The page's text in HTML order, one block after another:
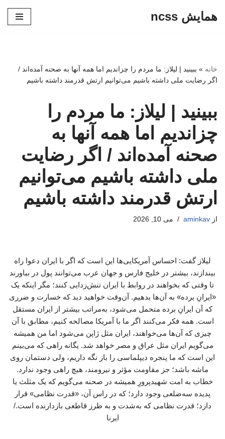
همایش ncss
خانه » ببینید | لیلاز: ما مردم را چزاندیم اما همه آنها به صحنه آمده‌اند /
اگر رضایت ملی داشته باشیم می‌توانیم ارتش قدرمند داشته باشیم
ببینید | لیلاز: ما مردم را
چزاندیم اما همه آنها به
صحنه آمده‌اند / اگر رضایت
ملی داشته باشیم می‌توانیم
ارتش قدرمند داشته باشیم
از aminkav می 10, 2026
لیلاز گفت: احساس آمریکایی‌ها این است که اگر با ایران دعوا راه
بیندازند، بیشتر در خلیج فارس و جهان عرب می‌توانند پول در بیاورند
تا وقتی که بخواهند در روابط با ایران تنش‌زدایی کنند؛ مگر اینکه یک
«ایرانِ برده» به آن‌ها بدهیم. آن‌وقت خواهید دید که خسارت و ضرری
که آن ایرانِ برده متحمل می‌شود، به‌مراتب بیشتر از ایران مستقل
است. همه فکر می‌کنند اگر ما با آمریکا مصالحه کنیم، مطابق با آن
چیزی که آن‌ها می‌خواهند، ایران مثل ژاپن می‌شود اما من همیشه
می‌گویم ایران مثل عراق و مصر خواهد شد. یگانه راهی که می‌بینم
این است که ما پنجره دیپلماسی را باز نگه داریم، ولی دستمان روی
ماشه باشد؛ جز مقاومت مؤثر و نیرومند، هیچ راهی وجود ندارد.
خطاب به امت شهیدپرورِ همیشه در صحنه می‌گویم که یک مثلث یا
پدیده‌ سه‌ضلعی وجود دارد؛ که در راس آن، «قدرت نظامی» قرار
دارد؛ قدرت نظامی‌ که به‌شدت و به‌ طرز قاطعی بازدارنده است./
ایرنا